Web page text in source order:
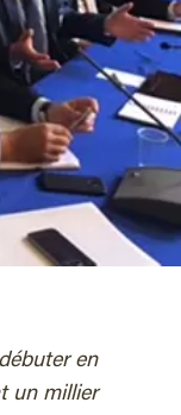
en
un millier